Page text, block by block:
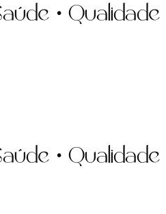
• Qualidade
• Qualidade